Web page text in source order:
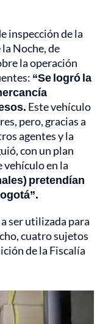
inspección de la
Noche, de
la operación
“Se logró la
Este vehículo
pero, gracias a
agentes y la
con un plan
vehículo en la
pretendían
ser utilizada para
cuatro sujetos
de la Fiscalía